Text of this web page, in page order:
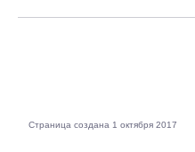
Страница создана 1 октября 2017